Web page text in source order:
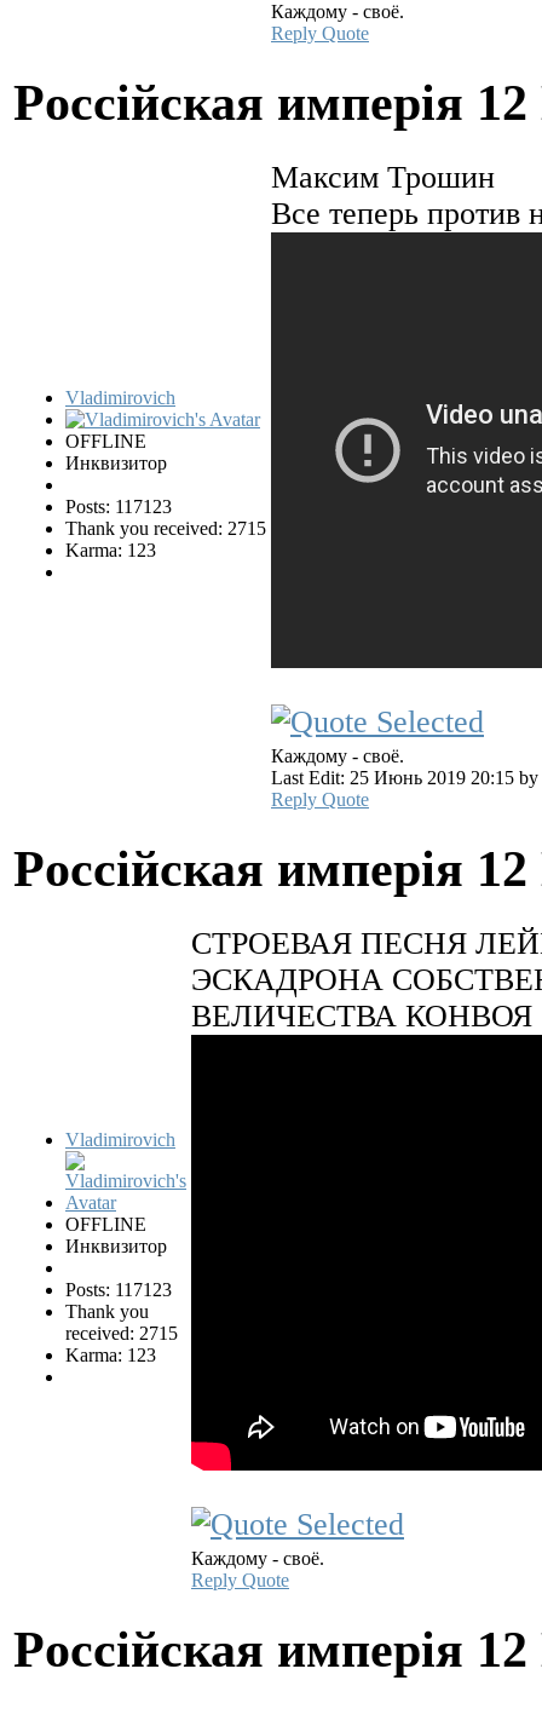
Каждому - своё.
Reply Quote
Pocciйская имперiя
Vladimirovich
OFFLINE
Инквизитор
Posts: 117123
Thank you received: 2715
Karma: 123
Максим Трошин
Все теперь против
Каждому - своё.
Last Edit: 25 Июнь 2019 20:15 by
Reply Quote
Pocciйская имперiя
Vladimirovich
OFFLINE
Инквизитор
Posts: 117123
Thank you
received: 2715
Karma: 123
СТРОЕВАЯ ПЕСНЯ
ЭСКАДРОНА
ВЕЛИЧЕСТВА КОНВОЯ
Каждому - своё.
Reply Quote
Pocciйская имперiя